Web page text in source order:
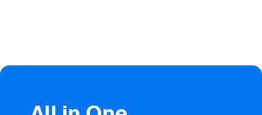
SerpApiのアクションでは、検索キーワードを固定値で設
AI機能でテキストを生成する際のプロンプトは自由にカス